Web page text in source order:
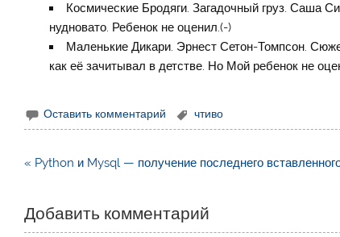
Космические Бродяги. Загадочный груз. Саша
нудновато. Ребенок не оценил.(-)
Маленькие Дикари. Эрнест Сетон-Томпсон.
как её зачитывал в детстве. Но Мой ребенок не
Оставить комментарий чтиво
Навигация
« Python и Mysql — получение последнего
Добавить комментарий